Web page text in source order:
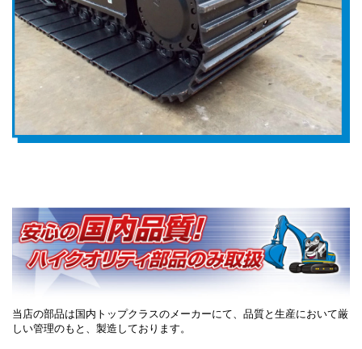
当店の部品は国内トップクラスのメーカーにて、品質と生産において厳
しい管理のもと、製造しております。